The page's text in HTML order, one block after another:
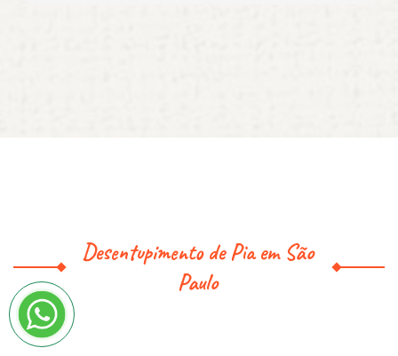
Desentupimento de Pia em São
Paulo